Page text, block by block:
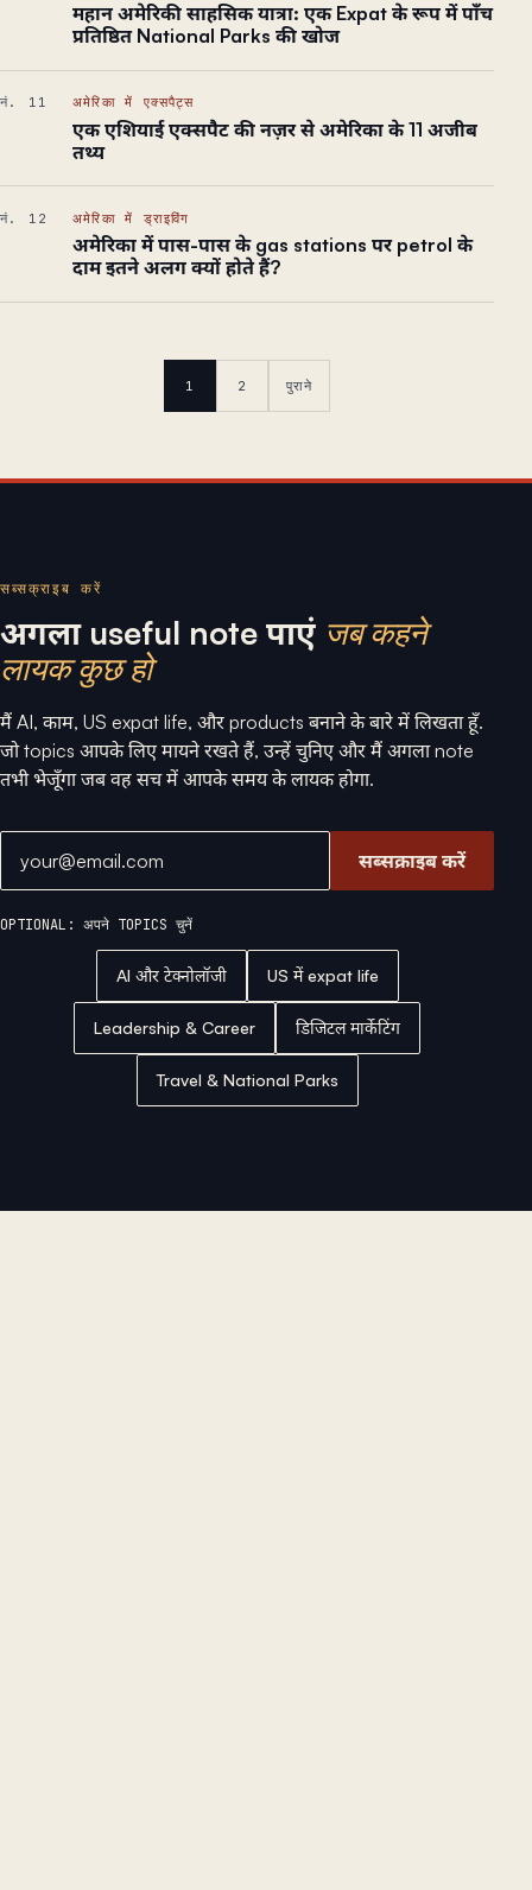
महान अमेरिकी साहसिक यात्रा: एक Expat के रूप में पाँच
प्रतिष्ठित National Parks की खोज
नं. 11 अमेरिका में एक्सपैट्स
एक एशियाई एक्सपैट की नज़र से अमेरिका के 11 अजीब
तथ्य
नं. 12 अमेरिका में ड्राइविंग
अमेरिका में पास-पास के gas stations पर petrol के
दाम इतने अलग क्यों होते हैं?
1 2 पुराने
सब्सक्राइब करें
अगला useful note पाएं जब कहने
लायक कुछ हो
मैं AI, काम, US expat life, और products बनाने के बारे में लिखता हूँ.
जो topics आपके लिए मायने रखते हैं, उन्हें चुनिए और मैं अगला note
तभी भेजूँगा जब वह सच में आपके समय के लायक होगा.
सब्सक्राइब करें
OPTIONAL: अपने TOPICS चुनें
AI और टेक्नोलॉजी US में expat life
Leadership & Career डिजिटल मार्केटिंग
Travel & National Parks